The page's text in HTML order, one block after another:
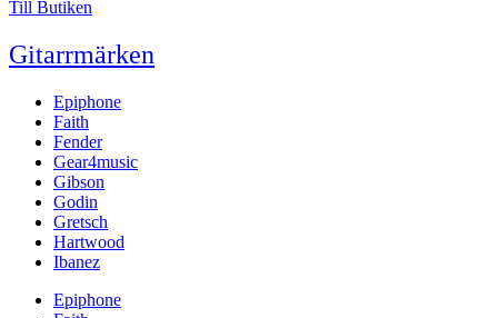
Till Butiken
Gitarrmärken
Epiphone
Faith
Fender
Gear4music
Gibson
Godin
Gretsch
Hartwood
Ibanez
Epiphone